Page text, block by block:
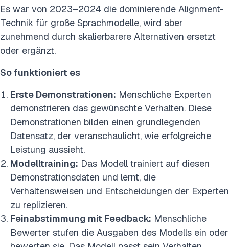
Es war von 2023–2024 die dominierende Alignment-
Technik für große Sprachmodelle, wird aber
zunehmend durch skalierbarere Alternativen ersetzt
oder ergänzt.
So funktioniert es
Erste Demonstrationen: Menschliche Experten
demonstrieren das gewünschte Verhalten. Diese
Demonstrationen bilden einen grundlegenden
Datensatz, der veranschaulicht, wie erfolgreiche
Leistung aussieht.
Modelltraining: Das Modell trainiert auf diesen
Demonstrationsdaten und lernt, die
Verhaltensweisen und Entscheidungen der Experten
zu replizieren.
Feinabstimmung mit Feedback: Menschliche
Bewerter stufen die Ausgaben des Modells ein oder